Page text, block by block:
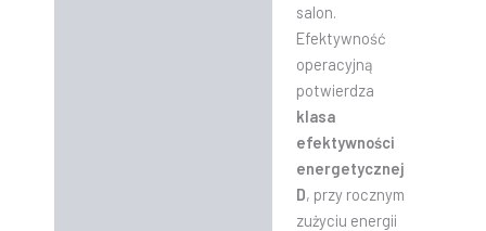
salon.
Efektywność
operacyjną
potwierdza
klasa
efektywności
energetycznej
D, przy rocznym
zużyciu energii